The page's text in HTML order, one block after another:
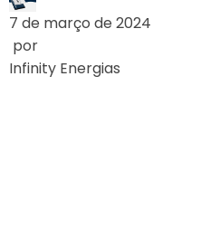
7 de março de 2024
por
Infinity Energias